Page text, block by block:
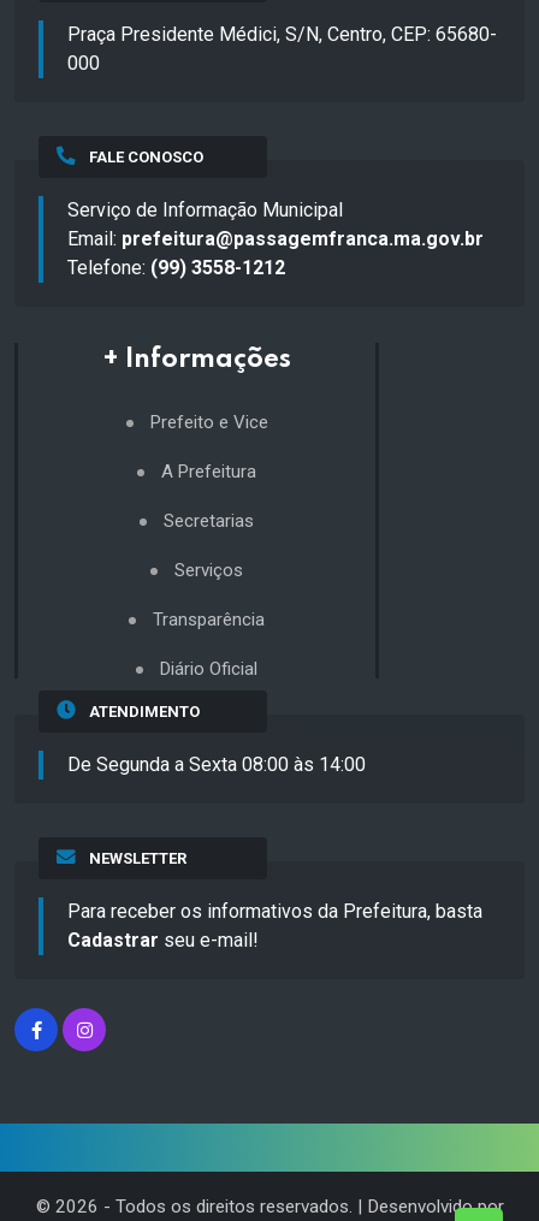
Praça Presidente Médici, S/N, Centro, CEP: 65680-
000
FALE CONOSCO
Serviço de Informação Municipal
Email: prefeitura@passagemfranca.ma.gov.br
Telefone: (99) 3558-1212
+ Informações
Prefeito e Vice
A Prefeitura
Secretarias
Serviços
Transparência
Diário Oficial
ATENDIMENTO
De Segunda a Sexta 08:00 às 14:00
NEWSLETTER
Para receber os informativos da Prefeitura, basta
Cadastrar seu e-mail!
© 2026 - Todos os direitos reservados. | Desenvolvido por